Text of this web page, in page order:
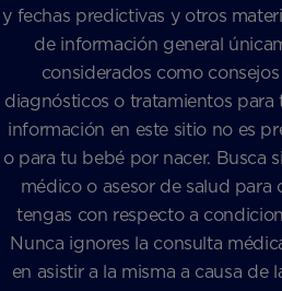
y fechas predictivas y otros
de información general
considerados como
diagnósticos o tratamientos para
información en este sitio no es
o para tu bebé por nacer. Busca
médico o asesor de salud
tengas con respecto a
Nunca ignores la consulta
en asistir a la misma a causa de